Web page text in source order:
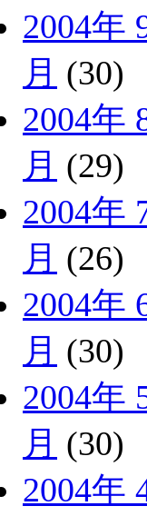
2004年
月 (30)
2004年
月 (29)
2004年
月 (26)
2004年
月 (30)
2004年
月 (30)
2004年